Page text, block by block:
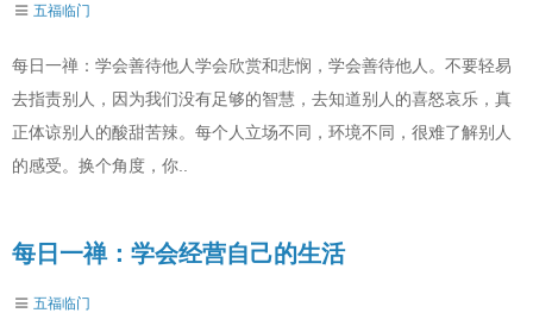
五福临门
每日一禅：学会善待他人学会欣赏和悲悯，学会善待他人。不要轻易
去指责别人，因为我们没有足够的智慧，去知道别人的喜怒哀乐，真
正体谅别人的酸甜苦辣。每个人立场不同，环境不同，很难了解别人
的感受。换个角度，你..
每日一禅：学会经营自己的生活
五福临门